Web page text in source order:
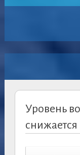
Уровень
снижается